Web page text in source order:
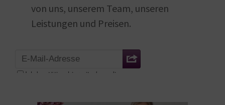
von uns, unserem Team, unseren
Leistungen und Preisen.